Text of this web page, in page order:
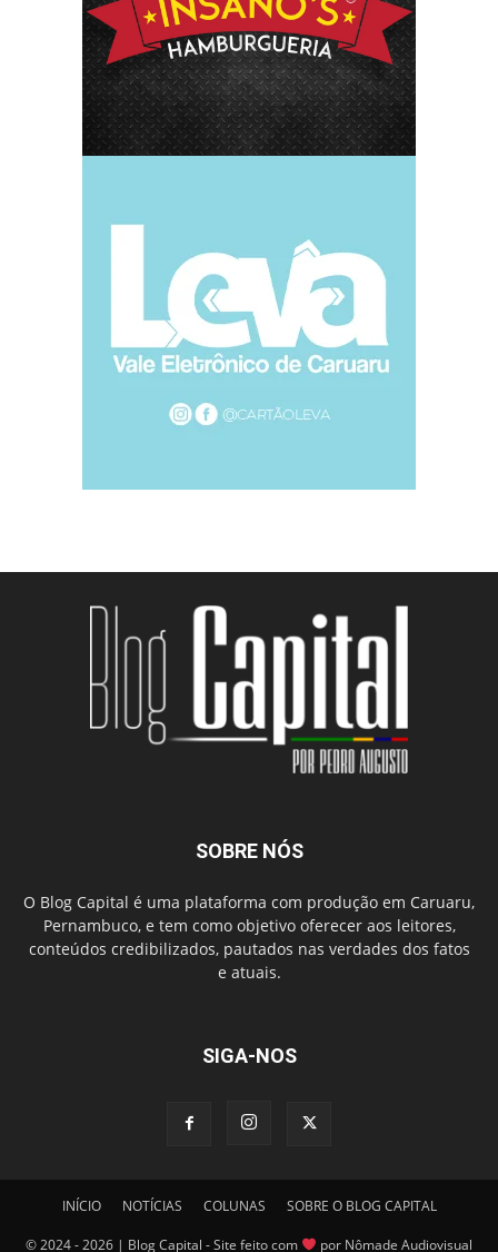
SOBRE NÓS
O Blog Capital é uma plataforma com produção em Caruaru,
Pernambuco, e tem como objetivo oferecer aos leitores,
conteúdos credibilizados, pautados nas verdades dos fatos
e atuais.
SIGA-NOS
INÍCIO NOTÍCIAS COLUNAS SOBRE O BLOG CAPITAL
© 2024 - 2026 | Blog Capital - Site feito com por Nômade Audiovisual